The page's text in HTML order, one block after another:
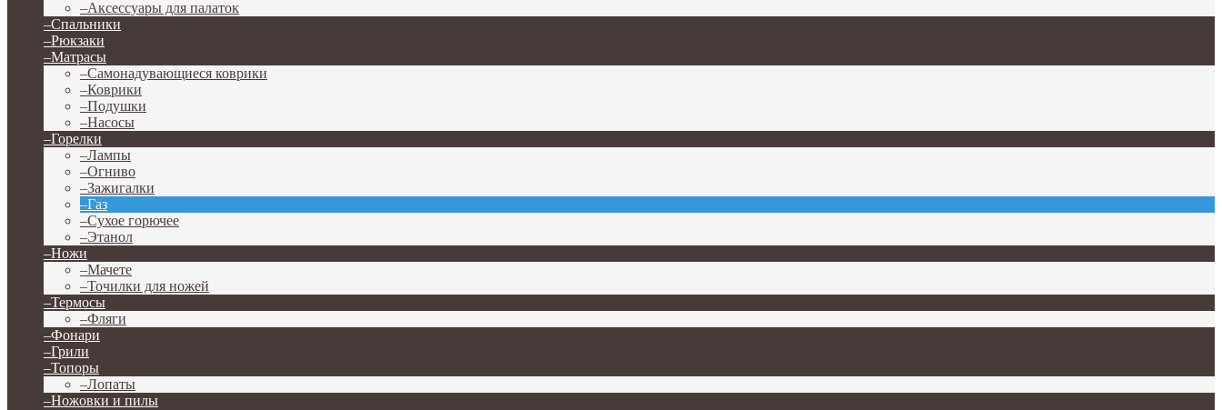
–Аксессуары для палаток
–Спальники
–Рюкзаки
–Матрасы
–Самонадувающиеся коврики
–Коврики
–Подушки
–Насосы
–Горелки
–Лампы
–Огниво
–Зажигалки
–Газ
–Сухое горючее
–Этанол
–Ножи
–Мачете
–Точилки для ножей
–Термосы
–Фляги
–Фонари
–Грили
–Топоры
–Лопаты
–Ножовки и пилы